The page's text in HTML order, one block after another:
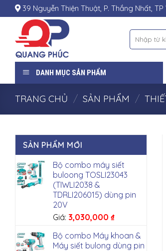
to
content
39 Nguyễn Thiện Thuật, P. Thắng Nhất, TP
Tìm
kiếm:
DANH MỤC SẢN PHẨM
TRANG CHỦ / SẢN PHẨM /
SẢN PHẨM MỚI
Bộ combo máy siết
buloong TOSLI23043
(TIWLI2038 &
TDRLI206015) dùng pin
20V
Giá: 3,030,000 ₫
Bộ combo Máy khoan &
Máy siết bulong dùng pin